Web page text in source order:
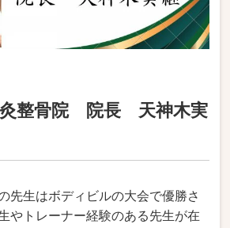
灸整骨院 院長 天神木実
先生はボディビルの大会で優勝さ
やトレーナー経験のある先生が在